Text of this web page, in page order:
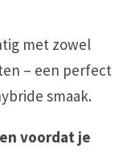
met zowel
– een perfect
smaak.
voordat je